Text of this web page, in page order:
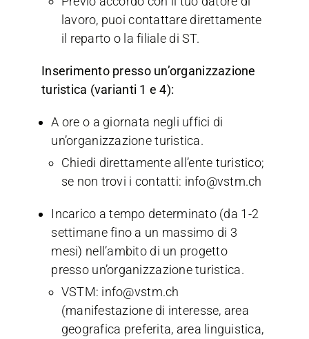
lavoro, puoi contattare direttamente
il reparto o la filiale di ST.
Inserimento presso un’organizzazione
turistica (varianti 1 e 4):
A ore o a giornata negli uffici di
un’organizzazione turistica.
Chiedi direttamente all’ente turistico;
se non trovi i contatti: info@vstm.ch
Incarico a tempo determinato (da 1-2
settimane fino a un massimo di 3
mesi) nell’ambito di un progetto
presso un’organizzazione turistica.
VSTM: info@vstm.ch
(manifestazione di interesse, area
geografica preferita, area linguistica,